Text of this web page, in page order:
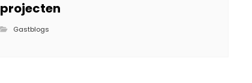
projecten
Gastblogs